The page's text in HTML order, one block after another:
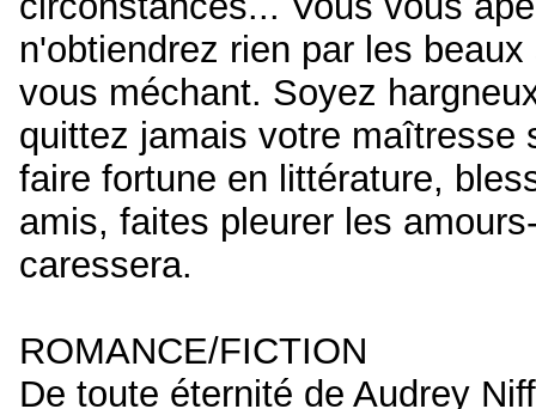
n'obtiendrez rien par les
vous méchant. Soyez
quittez jamais votre maîtresse
faire fortune en littérature,
amis, faites pleurer les
caressera.
ROMANCE/FICTION
De toute éternité de Audrey